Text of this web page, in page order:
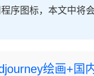
序图标，本文中将
绘画+国